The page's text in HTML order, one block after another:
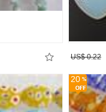
US$ 0.22
20